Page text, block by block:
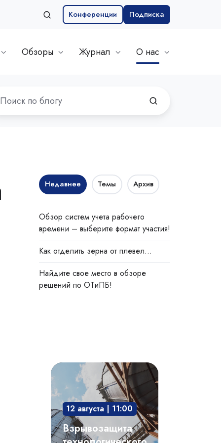
Конференции Подписка
Обзоры Журнал О нас
Недавнее Темы Архив
Обзор систем учета рабочего
времени – выберите формат участия!
Как отделить зерна от плевел…
Найдите свое место в обзоре
решений по ОТиПБ!
Взрывозащита
технологического
оборудования:
защита
опасного
производственного
12 августа | 11:00
Взрывозащита